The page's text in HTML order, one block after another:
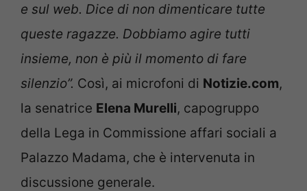
e sul web. Dice di non dimenticare tutte
queste ragazze. Dobbiamo agire tutti
insieme, non è più il momento di fare
silenzio”. Così, ai microfoni di Notizie.com,
la senatrice Elena Murelli, capogruppo
della Lega in Commissione affari sociali a
Palazzo Madama, che è intervenuta in
discussione generale.